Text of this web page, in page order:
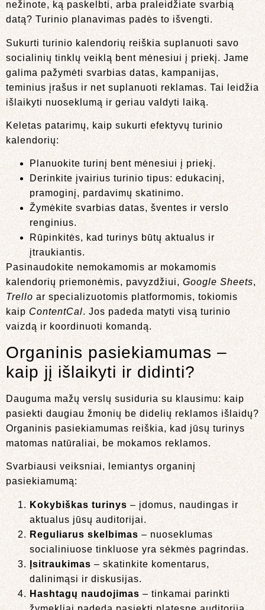
nežinote, ką paskelbti, arba praleidžiate svarbią
datą? Turinio planavimas padės to išvengti.
Sukurti turinio kalendorių reiškia suplanuoti savo
socialinių tinklų veiklą bent mėnesiui į priekį. Jame
galima pažymėti svarbias datas, kampanijas,
teminius įrašus ir net suplanuoti reklamas. Tai leidžia
išlaikyti nuoseklumą ir geriau valdyti laiką.
Keletas patarimų, kaip sukurti efektyvų turinio
kalendorių:
Planuokite turinį bent mėnesiui į priekį.
Derinkite įvairius turinio tipus: edukacinį,
pramoginį, pardavimų skatinimo.
Žymėkite svarbias datas, šventes ir verslo
renginius.
Rūpinkitės, kad turinys būtų aktualus ir
įtraukiantis.
Pasinaudokite nemokamomis ar mokamomis
kalendorių priemonėmis, pavyzdžiui, Google Sheets,
Trello ar specializuotomis platformomis, tokiomis
kaip ContentCal. Jos padeda matyti visą turinio
vaizdą ir koordinuoti komandą.
Organinis pasiekiamumas –
kaip jį išlaikyti ir didinti?
Dauguma mažų verslų susiduria su klausimu: kaip
pasiekti daugiau žmonių be didelių reklamos išlaidų?
Organinis pasiekiamumas reiškia, kad jūsų turinys
matomas natūraliai, be mokamos reklamos.
Svarbiausi veiksniai, lemiantys organinį
pasiekiamumą:
Kokybiškas turinys – įdomus, naudingas ir
aktualus jūsų auditorijai.
Reguliarus skelbimas – nuoseklumas
socialiniuose tinkluose yra sėkmės pagrindas.
Įsitraukimas – skatinkite komentarus,
dalinimąsi ir diskusijas.
Hashtagų naudojimas – tinkamai parinkti